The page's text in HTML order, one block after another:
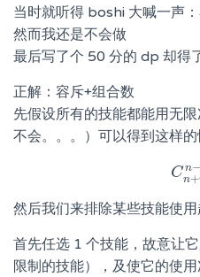
当时就听得 boshi 大喊一声
然而我还是不会做
最后写了个 50 分的 dp 却得
正解：容斥+组合数
先假设所有的技能都能用无
不会。。。）可以得到这样的
C n−
n+
Cn+
然后我们来排除某些技能使
首先任选 1 个技能，故意让
限制的技能），及使它的使